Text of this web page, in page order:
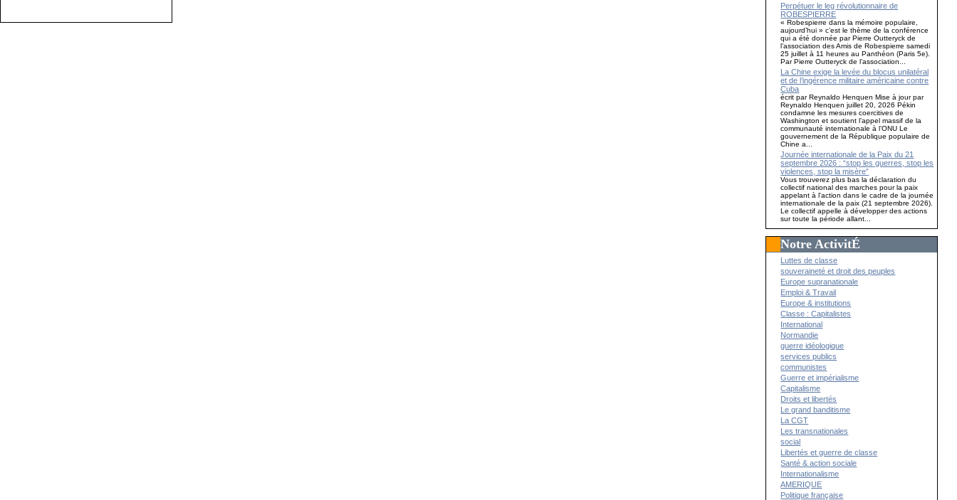
Perpétuer le leg révolutionnaire de
ROBESPIERRE
« Robespierre dans la mémoire populaire,
aujourd’hui » c’est le thème de la conférence
qui a été donnée par Pierre Outteryck de
l’association des Amis de Robespierre samedi
25 juillet à 11 heures au Panthéon (Paris 5e).
Par Pierre Outteryck de l’association...
La Chine exige la levée du blocus unilatéral
et de l’ingérence militaire américaine contre
Cuba
écrit par Reynaldo Henquen Mise à jour par
Reynaldo Henquen juillet 20, 2026 Pékin
condamne les mesures coercitives de
Washington et soutient l’appel massif de la
communauté internationale à l’ONU Le
gouvernement de la République populaire de
Chine a...
Journée internationale de la Paix du 21
septembre 2026 : “stop les guerres, stop les
violences, stop la misère”
Vous trouverez plus bas la déclaration du
collectif national des marches pour la paix
appelant à l'action dans le cadre de la journée
internationale de la paix (21 septembre 2026).
Le collectif appelle à développer des actions
sur toute la période allant...
Notre ActivitÉ
Luttes de classe
souveraineté et droit des peuples
Europe supranationale
Emploi & Travail
Europe & institutions
Classe : Capitalistes
International
Normandie
guerre idéologique
services publics
communistes
Guerre et impérialisme
Capitalisme
Droits et libertés
Le grand banditisme
La CGT
Les transnationales
social
Libertés et guerre de classe
Santé & action sociale
Internationalisme
AMERIQUE
Politique française